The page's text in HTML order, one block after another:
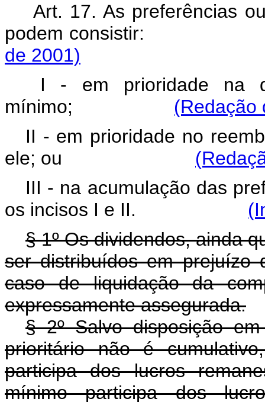
Art. 17. As preferências
podem
de 2001)
I - em prioridade na
mínimo; (Redação
II - em prioridade no
ele; ou
III - na acumulação das
os incisos I e II.
§ 1º Os dividendos, ainda
ser distribuídos em prejuízo
caso de liquidação da
expressamente assegurada.
§ 2º Salvo disposição
prioritário não é
participa dos lucros
mínimo participa dos